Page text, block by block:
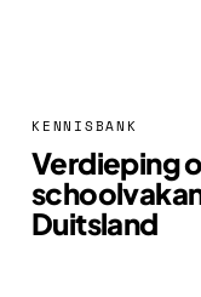
KENNISBANK
Verdieping
Duitsland